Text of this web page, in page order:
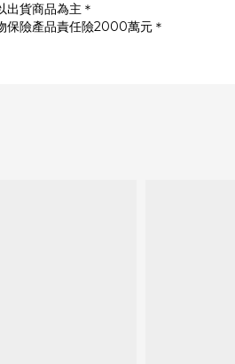
出貨商品為主＊
保險產品責任險2000萬元＊